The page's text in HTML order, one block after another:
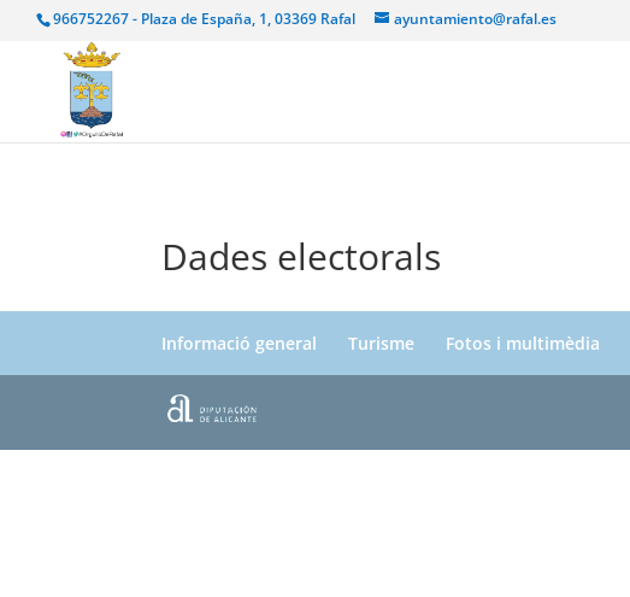
966752267 - Plaza de España, 1, 03369 Rafal ayuntamiento@rafal.es
Dades electorals
Informació general Turisme Fotos i multimèdia